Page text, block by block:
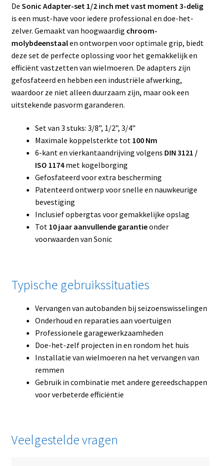
De Sonic Adapter-set 1/2 inch met vast moment 3-delig
is een must-have voor iedere professional en doe-het-
zelver. Gemaakt van hoogwaardig chroom-
molybdeenstaalen ontworpen voor optimale grip, biedt
deze set de perfecte oplossing voor het gemakkelijk en
efficiënt vastzetten van wielmoeren. De adapters zijn
gefosfateerd en hebben een industriële afwerking,
waardoor ze niet alleen duurzaam zijn, maar ook een
uitstekende pasvorm garanderen.
Set van 3 stuks: 3/8”, 1/2”, 3/4”
Maximale koppelsterkte tot 100 Nm
6-kant en vierkantaandrijving volgens DIN 3121 /
ISO 1174met kogelborging
Gefosfateerd voor extra bescherming
Patenteerd ontwerp voor snelle en nauwkeurige
bevestiging
Inclusief opbergtas voor gemakkelijke opslag
Tot 10 jaar aanvullende garantieonder
voorwaarden van Sonic
Typische gebruikssituaties
Vervangen van autobanden bij seizoenswisselingen
Onderhoud en reparaties aan voertuigen
Professionele garagewerkzaamheden
Doe-het-zelf projecten in en rondom het huis
Installatie van wielmoeren na het vervangen van
remmen
Gebruik in combinatie met andere gereedschappen
voor verbeterde efficiëntie
Veelgestelde vragen